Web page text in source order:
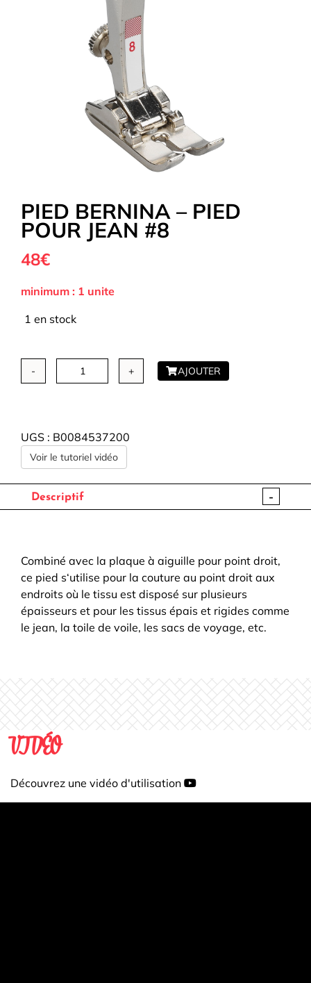
Autour de la couture OUTLET
Exclusivité WEB
PIED BERNINA – PIED
POUR JEAN #8
48€
minimum : 1 unite
1 en stock
quantité
-
Pied
jean
#8
AJOUTER
UGS : B0084537200
Voir le tutoriel vidéo
Descriptif -
Combiné avec la plaque à aiguille pour point droit,
ce pied s‘utilise pour la couture au point droit aux
endroits où le tissu est disposé sur plusieurs
épaisseurs et pour les tissus épais et rigides comme
le jean, la toile de voile, les sacs de voyage, etc.
VIDÉO
Découvrez une vidéo d'utilisation